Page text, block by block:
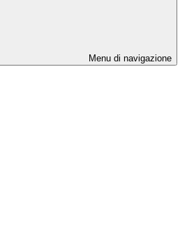
Menu di navigazione